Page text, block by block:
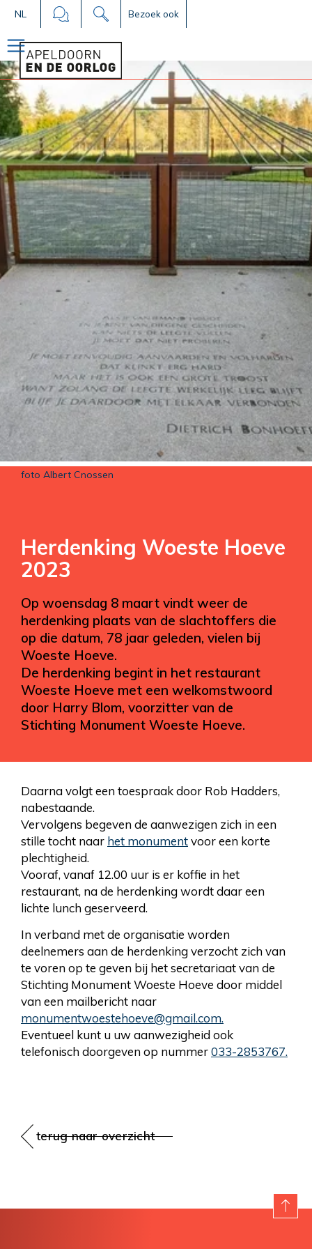
NL Bezoek ook
foto Albert Cnossen
Herdenking Woeste Hoeve
2023
Op woensdag 8 maart vindt weer de
herdenking plaats van de slachtoffers die
op die datum, 78 jaar geleden, vielen bij
Woeste Hoeve.
De herdenking begint in het restaurant
Woeste Hoeve met een welkomstwoord
door Harry Blom, voorzitter van de
Stichting Monument Woeste Hoeve.
Daarna volgt een toespraak door Rob Hadders,
nabestaande.
Vervolgens begeven de aanwezigen zich in een
stille tocht naar het monumentvoor een korte
plechtigheid.
Vooraf, vanaf 12.00 uur is er koffie in het
restaurant, na de herdenking wordt daar een
lichte lunch geserveerd.
In verband met de organisatie worden
deelnemers aan de herdenking verzocht zich van
te voren op te geven bij het secretariaat van de
Stichting Monument Woeste Hoeve door middel
van een mailbericht naar
monumentwoestehoeve@gmail.com.
Eventueel kunt u uw aanwezigheid ook
telefonisch doorgeven op nummer033-2853767.
terug naar overzicht